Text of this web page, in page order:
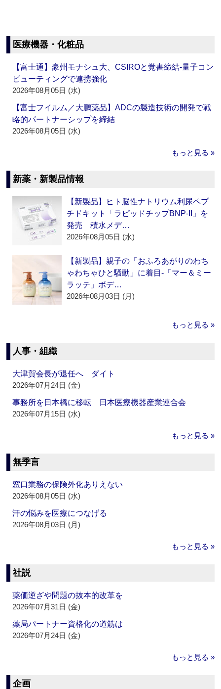
医療機器・化粧品
【富士通】豪州モナシュ大、CSIROと覚書締結‐量子コン
ピューティングで連携強化
2026年08月05日 (水)
【富士フイルム／大鵬薬品】ADCの製造技術の開発で戦
略的パートナーシップを締結
2026年08月05日 (水)
もっと見る »
新薬・新製品情報
【新製品】ヒト脳性ナトリウム利尿ペプ
チドキット「ラピッドチップBNP-II」を
発売 積水メデ…
2026年08月05日 (水)
【新製品】親子の「おふろあがりのわち
ゃわちゃひと騒動」に着目‐「マー＆ミー
ラッテ」ボデ…
2026年08月03日 (月)
もっと見る »
人事・組織
大津賀会長が退任へ ダイト
2026年07月24日 (金)
事務所を日本橋に移転 日本医療機器産業連合会
2026年07月15日 (水)
もっと見る »
無季言
窓口業務の保険外化ありえない
2026年08月05日 (水)
汗の悩みを医療につなげる
2026年08月03日 (月)
もっと見る »
社説
薬価逆ざや問題の抜本的改革を
2026年07月31日 (金)
薬局パートナー資格化の道筋は
2026年07月24日 (金)
もっと見る »
企画